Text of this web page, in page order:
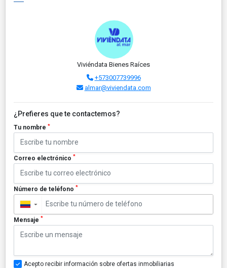
Viviéndata Bienes Raíces
+573007739996
almar@viviendata.com
¿Prefieres que te contactemos?
Tu nombre *
Correo electrónico *
Número de teléfono *
▼
Mensaje *
Acepto recibir información sobre ofertas inmobiliarias